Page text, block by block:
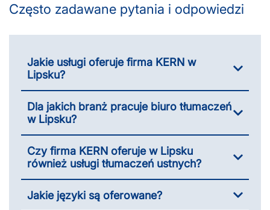
Często zadawane pytania i odpowiedzi
Jakie usługi oferuje firma KERN w
Lipsku?
Dla jakich branż pracuje biuro tłumaczeń
w Lipsku?
Czy firma KERN oferuje w Lipsku
również usługi tłumaczeń ustnych?
Jakie języki są oferowane?